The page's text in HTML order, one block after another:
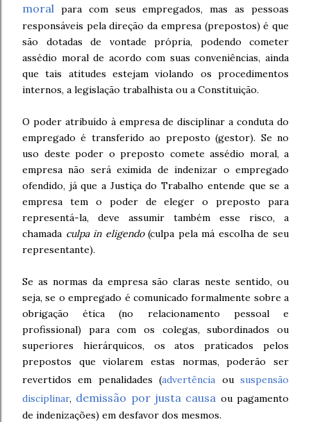
moral para com seus empregados, mas as pessoas
responsáveis pela direção da empresa (prepostos) é que
são dotadas de vontade própria, podendo cometer
assédio moral de acordo com suas conveniências, ainda
que tais atitudes estejam violando os procedimentos
internos, a legislação trabalhista ou a Constituição.
O poder atribuído à empresa de disciplinar a conduta do
empregado é transferido ao preposto (gestor). Se no
uso deste poder o preposto comete assédio moral, a
empresa não será eximida de indenizar o empregado
ofendido, já que a Justiça do Trabalho entende que se a
empresa tem o poder de eleger o preposto para
representá-la, deve assumir também esse risco, a
chamada culpa in eligendo(culpa pela má escolha de seu
representante).
Se as normas da empresa são claras neste sentido, ou
seja, se o empregado é comunicado formalmente sobre a
obrigação ética (no relacionamento pessoal e
profissional) para com os colegas, subordinados ou
superiores hierárquicos, os atos praticados pelos
prepostos que violarem estas normas, poderão ser
revertidos em penalidades (advertência oususpensão
disciplinar, demissão por justa causa ou pagamento
de indenizações) em desfavor dos mesmos.